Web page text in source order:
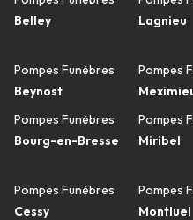
Belley
Pompes Funèbres
Beynost
Pompes Funèbres
Bourg-en-Bresse
Pompes Funèbres
Cessy
Lagnieu
Pompes
Pompes
Miribel
Pompes
Montluel